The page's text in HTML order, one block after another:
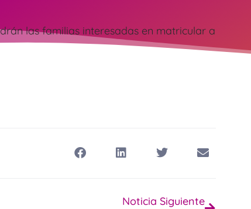
las familias interesadas en matricular a
Noticia Siguiente